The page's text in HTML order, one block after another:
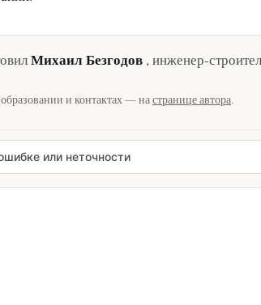
Михаил Безгодов ,инженер-
и контактах — настранице автора.
или неточности